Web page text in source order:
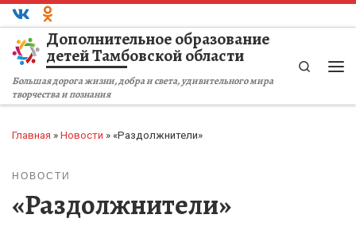
Перейти к содержимому
Дополнительное образование
детей Тамбовской области
Большая дорога жизни, добра и света, удивительного мира
творчества и познания
Search
Главная » Новости » «Раздолжнители»
НОВОСТИ
«Раздолжнители»